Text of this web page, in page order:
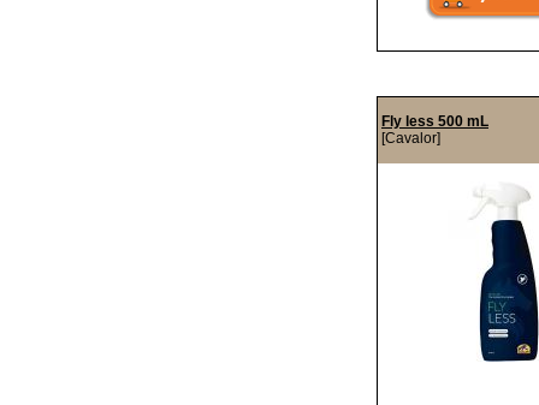
Fly less 500 mL
[Cavalor]